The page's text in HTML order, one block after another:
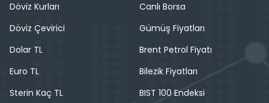
Döviz Kurları
Döviz Çevirici
Dolar TL
Euro TL
Sterin Kaç TL
Canlı Borsa
Gümüş Fiyatları
Brent Petrol Fiyatı
Bilezik Fiyatları
BIST 100 Endeksi